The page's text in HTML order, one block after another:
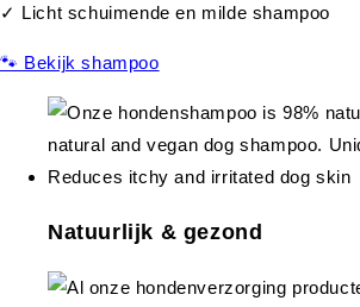
✓ Licht schuimende en milde shampoo
🐾 Bekijk shampoo
Natuurlijk & gezond